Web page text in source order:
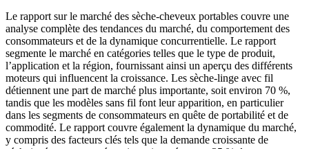
Le rapport sur le marché des sèche-cheveux portables couvre une
analyse complète des tendances du marché, du comportement des
consommateurs et de la dynamique concurrentielle. Le rapport
segmente le marché en catégories telles que le type de produit,
l’application et la région, fournissant ainsi un aperçu des différents
moteurs qui influencent la croissance. Les sèche-linge avec fil
détiennent une part de marché plus importante, soit environ 70 %,
tandis que les modèles sans fil font leur apparition, en particulier
dans les segments de consommateurs en quête de portabilité et de
commodité. Le rapport couvre également la dynamique du marché,
y compris des facteurs clés tels que la demande croissante de